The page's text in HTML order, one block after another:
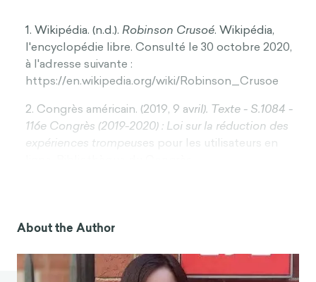
1. Wikipédia. (n.d.). Robinson Crusoé. Wikipédia,
l'encyclopédie libre. Consulté le 30 octobre 2020,
à l'adresse suivante :
https://en.wikipedia.org/wiki/Robinson_Crusoe
2. Congrès américain. (2019, 9 avril). Texte - S.1084 -
116e Congrès (2019-2020) : Loi sur la réduction des
expériences trompeuses pour les utilisateurs en
3. Kelly, M. (2019, 9 avril).
être interdits en vertu d'un nouveau projet de loi
du Sénat. The Verge.
About the Author